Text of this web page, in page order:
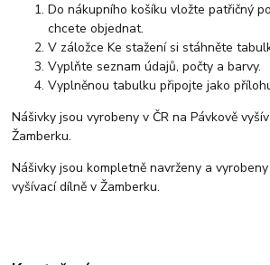
Do nákupního košíku vložte patřičný
chcete objednat.
V záložce Ke stažení si stáhněte
Vyplňte seznam údajů, počty a barvy.
Vyplněnou tabulku připojte jako
Nášivky jsou vyrobeny v ČR na Pávkově
Žamberku.
Nášivky jsou kompletně navrženy a
vyšívací dílně v Žamberku.